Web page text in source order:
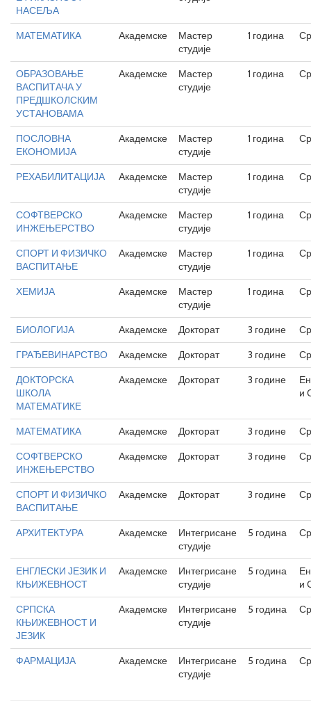
НАСЕЉА
МАТЕМАТИКА Академске
Мастер
студије
1 година
ОБРАЗОВАЊЕ
ВАСПИТАЧА У
ПРЕДШКОЛСКИМ
УСТАНОВАМА
Академске
Мастер
студије
1 година
ПОСЛОВНА
ЕКОНОМИЈА
Академске
Мастер
студије
1 година
РЕХАБИЛИТАЦИЈА Академске
Мастер
студије
1 година
СОФТВЕРСКО
ИНЖЕЊЕРСТВО
Академске
Мастер
студије
1 година
СПОРТ И ФИЗИЧКО
ВАСПИТАЊЕ
Академске
Мастер
студије
1 година
ХЕМИЈА Академске
Мастер
студије
1 година
БИОЛОГИЈА Академске Докторат 3 године
ГРАЂЕВИНАРСТВО
Академске Докторат 3 године
ДОКТОРСКА
ШКОЛА
МАТЕМАТИКЕ
Академске Докторат 3 године
и
МАТЕМАТИКА Академске Докторат 3 године
СОФТВЕРСКО
ИНЖЕЊЕРСТВО
Академске Докторат 3 године
СПОРТ И ФИЗИЧКО
ВАСПИТАЊЕ
Академске Докторат 3 године
АРХИТЕКТУРА Академске
Интегрисане
студије
5 година
ЕНГЛЕСКИ ЈЕЗИК И
КЊИЖЕВНОСТ
Академске
Интегрисане
студије
5 година
и
СРПСКА
КЊИЖЕВНОСТ И
ЈЕЗИК
Академске
Интегрисане
студије
5 година
ФАРМАЦИЈА Академске
Интегрисане
студије
5 година